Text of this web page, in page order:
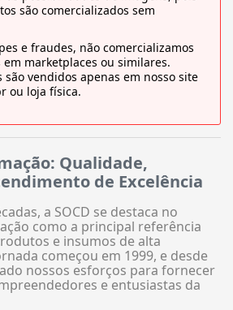
são comercializados sem
e fraudes, não comercializamos
em marketplaces ou similares.
são vendidos apenas em nosso site
ou loja física.
Qualidade,
de Excelência
a SOCD se destaca no
como a principal referência
e insumos de alta
começou em 1999, e desde
nossos esforços para fornecer
e entusiastas da